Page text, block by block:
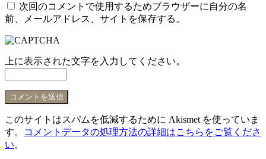
次回のコメントで使用するためブラウザーに自分の名
前、メールアドレス、サイトを保存する。
上に表示された文字を入力してください。
このサイトはスパムを低減するために Akismet を使っていま
す。
コメントデータの処理方法の詳細はこちらをご覧くださ
い。